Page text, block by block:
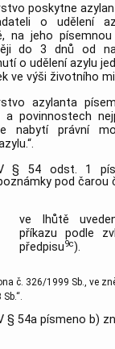
poskytne
o udělení
na jeho
do 3 dnů od
o udělení azylu
ve výši životního
azylanta
a povinnostech
nabytí právní
§ 54 odst. 1
pod čarou
ve lhůtě
příkazu podle
předpisu9c).
č. 326/1999 Sb., ve
§ 54a písmeno b)